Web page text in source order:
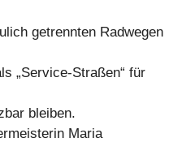
getrennten Radwegen
„Service-Straßen“ für
bleiben.
Maria